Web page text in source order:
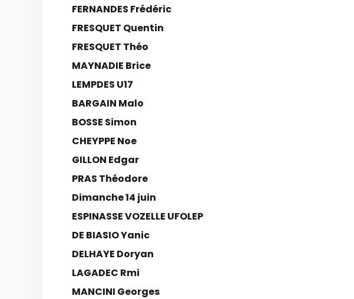
FERNANDES Frédéric
FRESQUET Quentin
FRESQUET Théo
MAYNADIE Brice
LEMPDES U17
BARGAIN Malo
BOSSE Simon
CHEYPPE Noe
GILLON Edgar
PRAS Théodore
Dimanche 14 juin
ESPINASSE VOZELLE UFOLEP
DE BIASIO Yanic
DELHAYE Doryan
LAGADEC Rmi
MANCINI Georges